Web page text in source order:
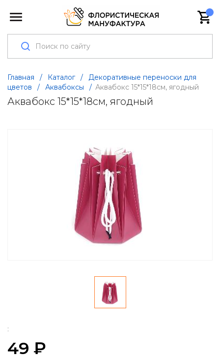
Главная / Каталог /
Декоративные переноски для
цветов
/ Аквабоксы / Аквабокс 15*15*18см, ягодный
Аквабокс 15*15*18см, ягодный
:
49 ₽